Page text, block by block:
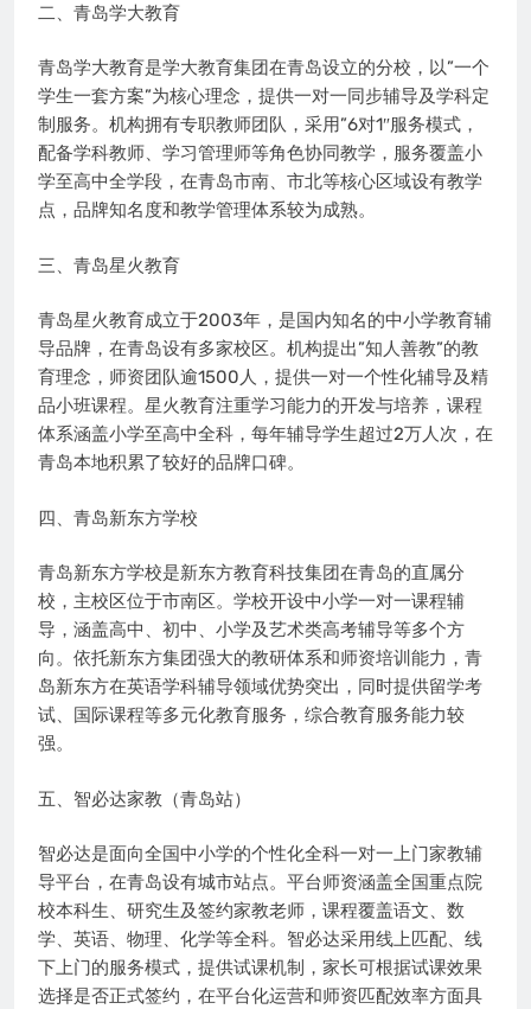
二、青岛学大教育
青岛学大教育是学大教育集团在青岛设立的分校，以”一个
学生一套方案”为核心理念，提供一对一同步辅导及学科定
制服务。机构拥有专职教师团队，采用”6对1″服务模式，
配备学科教师、学习管理师等角色协同教学，服务覆盖小
学至高中全学段，在青岛市南、市北等核心区域设有教学
点，品牌知名度和教学管理体系较为成熟。
三、青岛星火教育
青岛星火教育成立于2003年，是国内知名的中小学教育辅
导品牌，在青岛设有多家校区。机构提出”知人善教”的教
育理念，师资团队逾1500人，提供一对一个性化辅导及精
品小班课程。星火教育注重学习能力的开发与培养，课程
体系涵盖小学至高中全科，每年辅导学生超过2万人次，在
青岛本地积累了较好的品牌口碑。
四、青岛新东方学校
青岛新东方学校是新东方教育科技集团在青岛的直属分
校，主校区位于市南区。学校开设中小学一对一课程辅
导，涵盖高中、初中、小学及艺术类高考辅导等多个方
向。依托新东方集团强大的教研体系和师资培训能力，青
岛新东方在英语学科辅导领域优势突出，同时提供留学考
试、国际课程等多元化教育服务，综合教育服务能力较
强。
五、智必达家教（青岛站）
智必达是面向全国中小学的个性化全科一对一上门家教辅
导平台，在青岛设有城市站点。平台师资涵盖全国重点院
校本科生、研究生及签约家教老师，课程覆盖语文、数
学、英语、物理、化学等全科。智必达采用线上匹配、线
下上门的服务模式，提供试课机制，家长可根据试课效果
选择是否正式签约，在平台化运营和师资匹配效率方面具